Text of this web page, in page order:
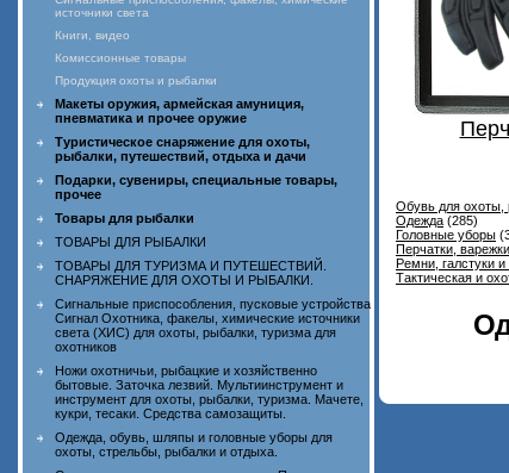
источники света
Книги, видео
Комиссионные товары
Продукция охоты и рыбалки
Макеты оружия, армейская амуниция,
пневматика и прочее оружие
Туристическое снаряжение для охоты,
рыбалки, путешествий, отдыха и дачи
Подарки, сувениры, специальные товары,
прочее
Товары для рыбалки
ТОВАРЫ ДЛЯ РЫБАЛКИ
ТОВАРЫ ДЛЯ ТУРИЗМА И ПУТЕШЕСТВИЙ.
СНАРЯЖЕНИЕ ДЛЯ ОХОТЫ И РЫБАЛКИ.
Сигнальные приспособления, пусковые устройства
Сигнал Охотника, факелы, химические источники
света (ХИС) для охоты, рыбалки, туризма для
охотников
Ножи охотничьи, рыбацкие и хозяйственно
бытовые. Заточка лезвий. Мультиинструмент и
инструмент для охоты, рыбалки, туризма. Мачете,
кукри, тесаки. Средства самозащиты.
Одежда, обувь, шляпы и головные уборы для
охоты, стрельбы, рыбалки и отдыха.
Обувь для охоты,
Одежда (285)
Головные уборы
Перчатки, варежки
Ремни, галстуки
Тактическая и